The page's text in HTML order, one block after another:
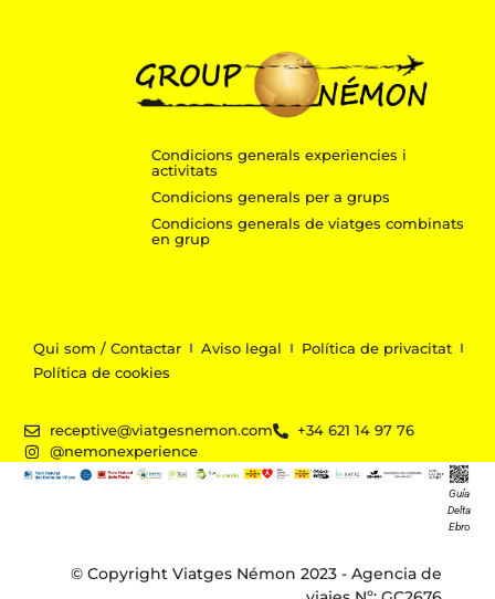
Condicions generals experiencies i
activitats
Condicions generals per a grups
Condicions generals de viatges combinats
en grup
Qui som / Contactar Aviso legal
Política de privacitat
Política de cookies
receptive@viatgesnemon.com
+34 621 14 97 76
@nemonexperience
Guía
Delta
Ebro
© Copyright Viatges Némon 2023 - Agencia de